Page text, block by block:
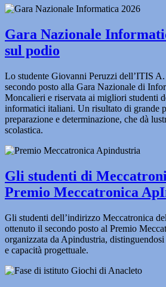
Gara Nazionale
sul podio
Lo studente Giovanni Peruzzi dell’ITIS
secondo posto alla Gara Nazionale di
Moncalieri e riservata ai migliori studenti
informatici italiani. Un risultato di grande
preparazione e determinazione, che dà
scolastica.
Gli studenti di
Premio Meccatronica
Gli studenti dell’indirizzo Meccatronica
ottenuto il secondo posto al Premio
organizzata da Apindustria,
e capacità progettuale.